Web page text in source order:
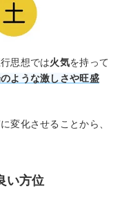
思想では火気を持って
ような激しさや旺盛
変化させることから、
い方位